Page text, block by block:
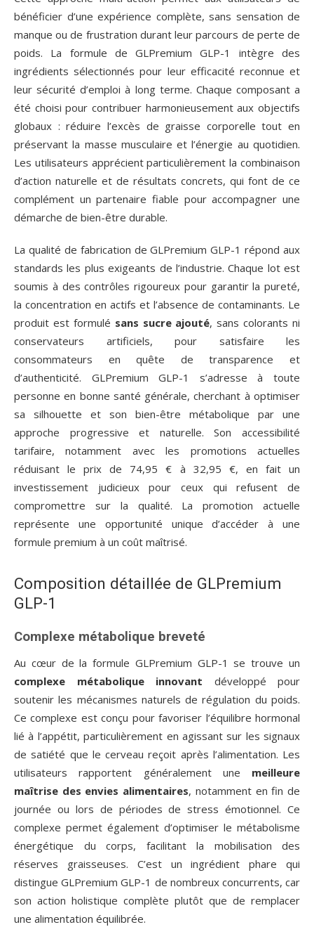
bénéficier d’une expérience complète, sans sensation de
manque ou de frustration durant leur parcours de perte de
poids. La formule de GLPremium GLP-1 intègre des
ingrédients sélectionnés pour leur efficacité reconnue et
leur sécurité d’emploi à long terme. Chaque composant a
été choisi pour contribuer harmonieusement aux objectifs
globaux : réduire l’excès de graisse corporelle tout en
préservant la masse musculaire et l’énergie au quotidien.
Les utilisateurs apprécient particulièrement la combinaison
d’action naturelle et de résultats concrets, qui font de ce
complément un partenaire fiable pour accompagner une
démarche de bien-être durable.
La qualité de fabrication de GLPremium GLP-1 répond aux
standards les plus exigeants de l’industrie. Chaque lot est
soumis à des contrôles rigoureux pour garantir la pureté,
la concentration en actifs et l’absence de contaminants. Le
produit est formulé sans sucre ajouté, sans colorants ni
conservateurs artificiels, pour satisfaire les
consommateurs en quête de transparence et
d’authenticité. GLPremium GLP-1 s’adresse à toute
personne en bonne santé générale, cherchant à optimiser
sa silhouette et son bien-être métabolique par une
approche progressive et naturelle. Son accessibilité
tarifaire, notamment avec les promotions actuelles
réduisant le prix de 74,95 € à 32,95 €, en fait un
investissement judicieux pour ceux qui refusent de
compromettre sur la qualité. La promotion actuelle
représente une opportunité unique d’accéder à une
formule premium à un coût maîtrisé.
Composition détaillée de GLPremium
GLP-1
Complexe métabolique breveté
Au cœur de la formule GLPremium GLP-1 se trouve un
complexe métabolique innovant développé pour
soutenir les mécanismes naturels de régulation du poids.
Ce complexe est conçu pour favoriser l’équilibre hormonal
lié à l’appétit, particulièrement en agissant sur les signaux
de satiété que le cerveau reçoit après l’alimentation. Les
utilisateurs rapportent généralement une meilleure
maîtrise des envies alimentaires, notamment en fin de
journée ou lors de périodes de stress émotionnel. Ce
complexe permet également d’optimiser le métabolisme
énergétique du corps, facilitant la mobilisation des
réserves graisseuses. C’est un ingrédient phare qui
distingue GLPremium GLP-1 de nombreux concurrents, car
son action holistique complète plutôt que de remplacer
une alimentation équilibrée.